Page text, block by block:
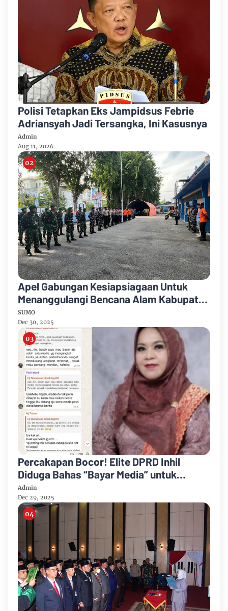
Polisi Tetapkan Eks Jampidsus Febrie
Adriansyah Jadi Tersangka, Ini Kasusnya
Admin
Aug 11, 2026
Apel Gabungan Kesiapsiagaan Untuk
Menanggulangi Bencana Alam Kabupaten
Bengkalis
SUMO
Dec 30, 2025
Percakapan Bocor! Elite DPRD Inhil
Diduga Bahas “Bayar Media” untuk
Dukung Kebijakan
Admin
Dec 29, 2025